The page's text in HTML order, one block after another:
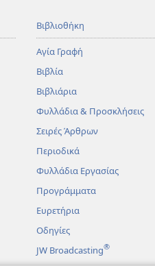
Βιβλιοθήκη
Αγία Γραφή
Βιβλία
Βιβλιάρια
Φυλλάδια & Προσκλήσεις
Σειρές Άρθρων
Περιοδικά
Φυλλάδια Εργασίας
Προγράμματα
Ευρετήρια
Οδηγίες
JW Broadcasting®